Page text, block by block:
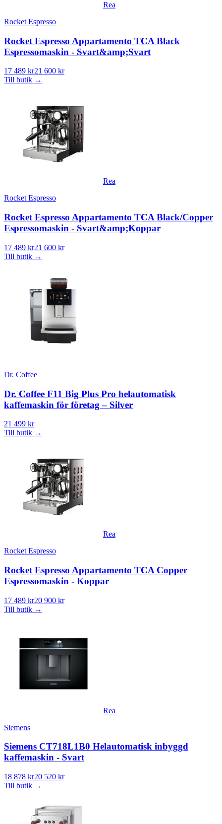
Rea
Rocket Espresso
Rocket Espresso Appartamento TCA Black
Espressomaskin - Svart&amp;Svart
17 489 kr21 600 kr
Till butik →
Rea
Rocket Espresso
Rocket Espresso Appartamento TCA Black/Copper
Espressomaskin - Svart&amp;Koppar
17 489 kr21 600 kr
Till butik →
Dr. Coffee
Dr. Coffee F11 Big Plus Pro helautomatisk
kaffemaskin för företag – Silver
21 499 kr
Till butik →
Rea
Rocket Espresso
Rocket Espresso Appartamento TCA Copper
Espressomaskin - Koppar
17 489 kr20 900 kr
Till butik →
Rea
Siemens
Siemens CT718L1B0 Helautomatisk inbyggd
kaffemaskin - Svart
18 878 kr20 520 kr
Till butik →